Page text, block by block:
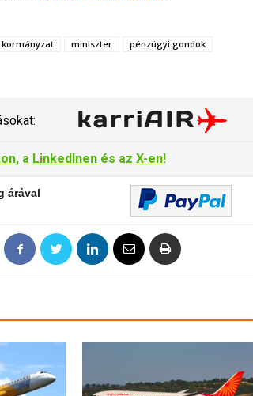
kormányzat miniszter
pénzügyi gondok
, a LinkedInen és az X-en!
árával